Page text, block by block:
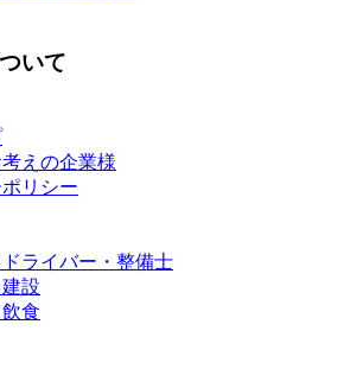
いて
えの企業様
リシー
ライバー・整備士
設
食